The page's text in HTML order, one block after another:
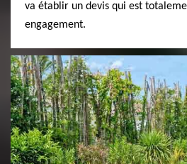
va établir un devis qui est
engagement.